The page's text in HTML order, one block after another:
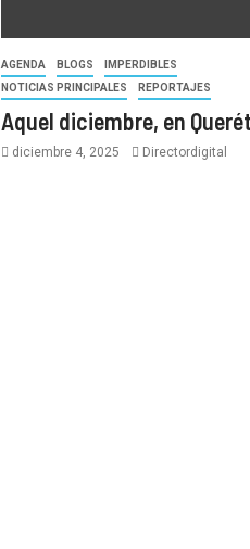
AGENDA BLOGS
IMPERDIBLES
NOTICIAS PRINCIPALES
REPORTAJES
Aquel diciembre, en
diciembre 4, 2025 Directordigital